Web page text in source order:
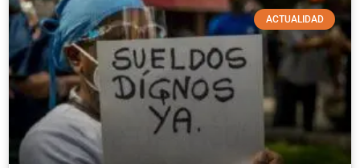
ACTUALIDAD